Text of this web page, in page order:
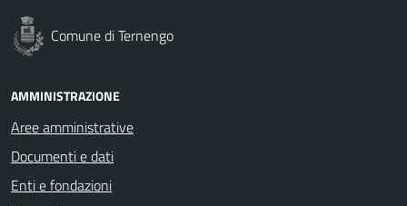
Comune di Ternengo
AMMINISTRAZIONE
Aree amministrative
Documenti e dati
Enti e fondazioni